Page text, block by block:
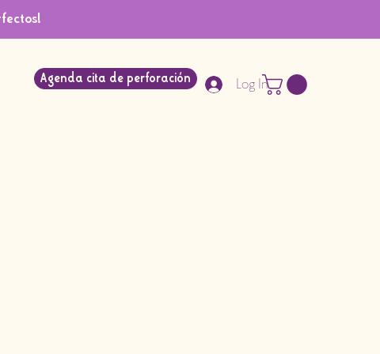
Agenda cita de perforación Log In